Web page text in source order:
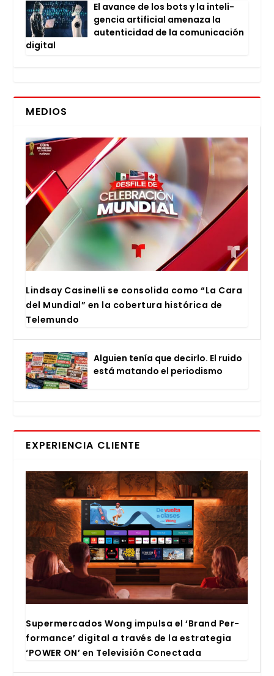
El avan­ce de los bots y la inte­li­
gen­cia arti­fi­cial ame­na­za la
auten­ti­ci­dad de la comu­ni­ca­ción
digi­tal
MEDIOS
Lind­say Casi­ne­lli se con­so­li­da como “La Cara
del Mun­dial” en la cober­tu­ra his­tó­ri­ca de
Tele­mun­do
Alguien tenía que decir­lo. El rui­do
está matan­do el perio­dis­mo
EXPERIENCIA CLIENTE
Super­mer­ca­dos Wong impul­sa el ‘Brand Per­
for­man­ce’ digi­tal a tra­vés de la estra­te­gia
‘POWER ON’ en Tele­vi­sión Conec­ta­da